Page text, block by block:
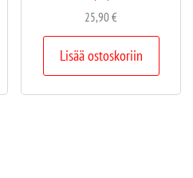
25,90€
Lisää ostoskoriin